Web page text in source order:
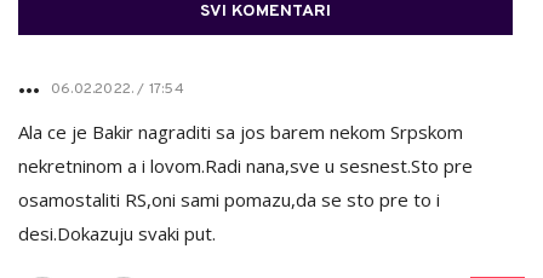
SVI KOMENTARI
... 06.02.2022. / 17:54
Ala ce je Bakir nagraditi sa jos barem nekom Srpskom
nekretninom a i lovom.Radi nana,sve u sesnest.Sto pre
osamostaliti RS,oni sami pomazu,da se sto pre to i
desi.Dokazuju svaki put.